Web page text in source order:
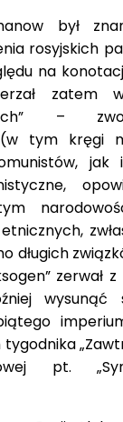
był
rosyjskich
na
zatem
–
tym kręgi
jak
długich
zerwał
wysunąć
pt.